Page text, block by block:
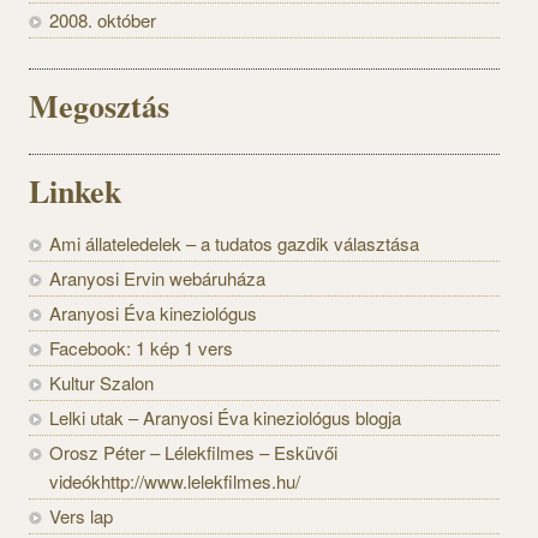
2008. október
Megosztás
Linkek
Ami állateledelek – a tudatos gazdik választása
Aranyosi Ervin webáruháza
Aranyosi Éva kineziológus
Facebook: 1 kép 1 vers
Kultur Szalon
Lelki utak – Aranyosi Éva kineziológus blogja
Orosz Péter – Lélekfilmes – Esküvői
videókhttp://www.lelekfilmes.hu/
Vers lap